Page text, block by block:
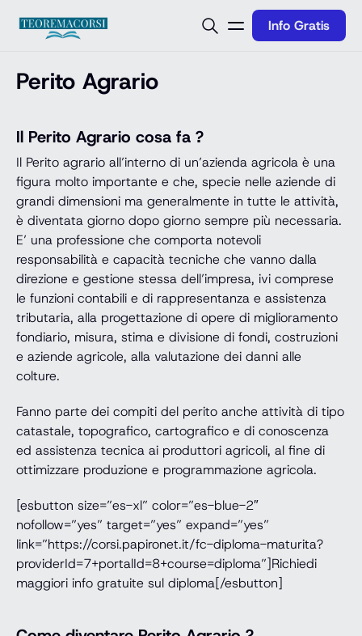
Info Gratis
Perito Agrario
Il Perito Agrario cosa fa ?
Il Perito agrario all’interno di un’azienda agricola è una
figura molto importante e che, specie nelle aziende di
grandi dimensioni ma generalmente in tutte le attività,
è diventata giorno dopo giorno sempre più necessaria.
E’ una professione che comporta notevoli
responsabilità e capacità tecniche che vanno dalla
direzione e gestione stessa dell’impresa, ivi comprese
le funzioni contabili e di rappresentanza e assistenza
tributaria, alla progettazione di opere di miglioramento
fondiario, misura, stima e divisione di fondi, costruzioni
e aziende agricole, alla valutazione dei danni alle
colture.
Fanno parte dei compiti del perito anche attività di tipo
catastale, topografico, cartografico e di conoscenza
ed assistenza tecnica ai produttori agricoli, al fine di
ottimizzare produzione e programmazione agricola.
[esbutton size=”es-xl” color=”es-blue-2″
nofollow=”yes” target=”yes” expand=”yes”
link=”https://corsi.papironet.it/fc-diploma-maturita?
providerId=7+portalId=8+course=diploma”]Richiedi
maggiori info gratuite sul diploma[/esbutton]